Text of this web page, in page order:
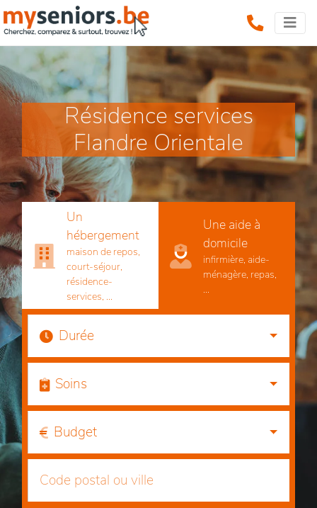
Résidence services
Flandre Orientale
Un
hébergement
maison de repos,
court-séjour,
résidence-
services, ...
Une aide à
domicile
infirmière, aide-
ménagère, repas,
...
Durée
Soins
Budget